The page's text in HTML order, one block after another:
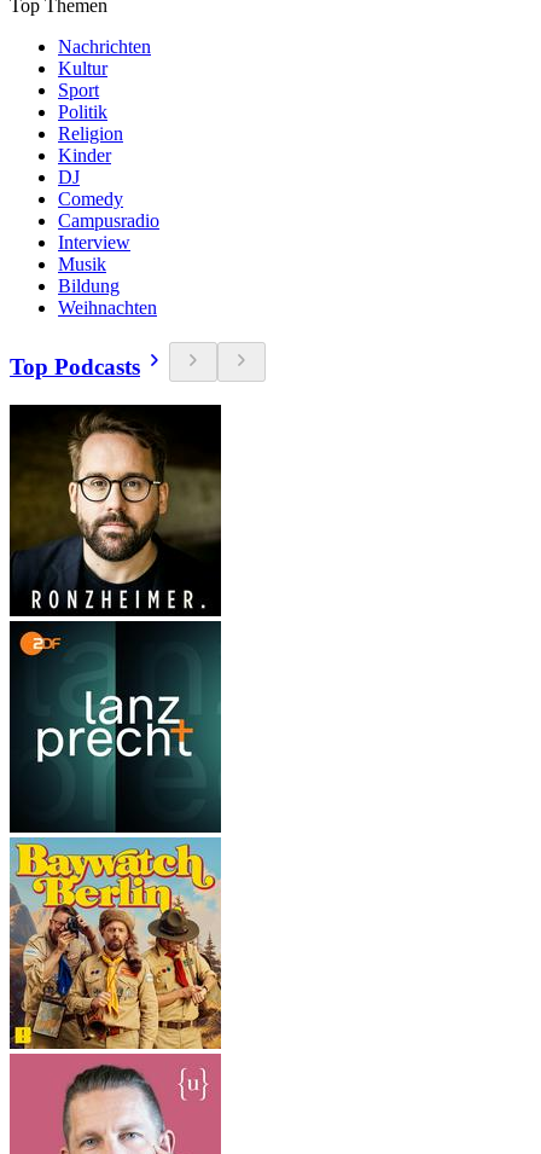
Top Themen
Nachrichten
Kultur
Sport
Politik
Religion
Kinder
DJ
Comedy
Campusradio
Interview
Musik
Bildung
Weihnachten
Top Podcasts